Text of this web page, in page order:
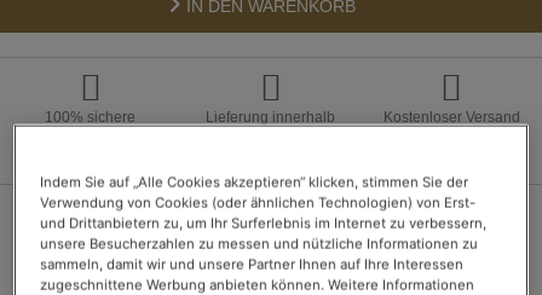
IN DEN WARENKORB
100% sichere
Lieferung innerhalb
Kostenloser Versand
Indem Sie auf „Alle Cookies akzeptieren“ klicken, stimmen Sie der
Verwendung von Cookies (oder ähnlichen Technologien) von Erst-
und Drittanbietern zu, um Ihr Surferlebnis im Internet zu verbessern,
unsere Besucherzahlen zu messen und nützliche Informationen zu
sammeln, damit wir und unsere Partner Ihnen auf Ihre Interessen
zugeschnittene Werbung anbieten können. Weitere Informationen